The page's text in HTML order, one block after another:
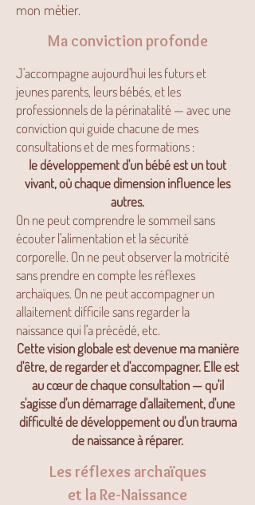
mon métier.
Ma conviction profonde
J'accompagne aujourd'hui les futurs et
jeunes parents, leurs bébés, et les
professionnels de la périnatalité — avec une
conviction qui guide chacune de mes
consultations et de mes formations :
le développement d'un bébé est un tout
vivant, où chaque dimension influence les
autres.
On ne peut comprendre le sommeil sans
écouter l'alimentation et la sécurité
corporelle. On ne peut observer la motricité
sans prendre en compte les réflexes
archaïques. On ne peut accompagner un
allaitement difficile sans regarder la
naissance qui l'a précédé, etc.
Cette vision globale est devenue ma manière
d'être, de regarder et d'accompagner. Elle est
au cœur de chaque consultation — qu'il
s'agisse d'un démarrage d'allaitement, d'une
difficulté de développement ou d'un trauma
de naissance à réparer.
Les réflexes archaïques
et la Re-Naissance